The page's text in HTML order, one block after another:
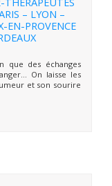
– LYON –
EN-PROVENCE
que des échanges
On laisse les
et son sourire